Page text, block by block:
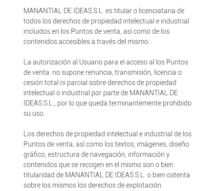
MANANTIAL DE IDEAS S.L. es titular o licenciataria de
todos los derechos de propiedad intelectual e industrial
incluidos en los Puntos de venta, así como de los
contenidos accesibles a través del mismo.
La autorización al Usuario para el acceso al los Puntos
de venta no supone renuncia, transmisión, licencia o
cesión total ni parcial sobre derechos de propiedad
intelectual o industrial por parte de MANANTIAL DE
IDEAS S.L., por lo que queda terminantemente prohibido
su uso.
Los derechos de propiedad intelectual e industrial de los
Puntos de venta, así como los textos, imágenes, diseño
gráfico, estructura de navegación, información y
contenidos que se recogen en el mismo son o bien
titularidad de MANANTIAL DE IDEAS S.L. o bien ostenta
sobre los mismos los derechos de explotación